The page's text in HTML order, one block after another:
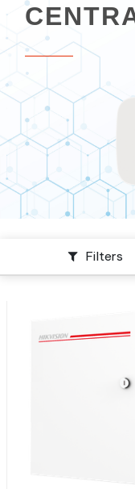
Filters